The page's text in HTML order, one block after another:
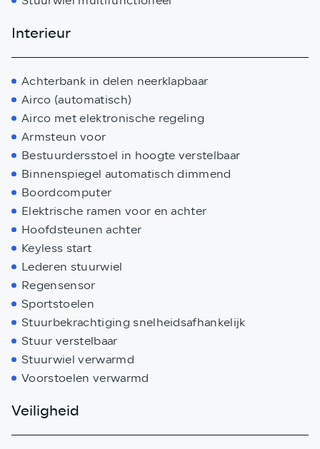
Interieur
Achterbank in delen neerklapbaar
Airco (automatisch)
Airco met elektronische regeling
Armsteun voor
Bestuurdersstoel in hoogte verstelbaar
Binnenspiegel automatisch dimmend
Boordcomputer
Elektrische ramen voor en achter
Hoofdsteunen achter
Keyless start
Lederen stuurwiel
Regensensor
Sportstoelen
Stuurbekrachtiging snelheidsafhankelijk
Stuur verstelbaar
Stuurwiel verwarmd
Voorstoelen verwarmd
Veiligheid